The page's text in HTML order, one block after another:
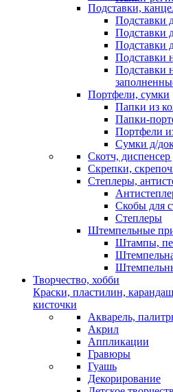
Подставки,
Подставки
Подставки
Подставки
Подставки
Подставки
Портфели, сумки
Папки из
Папки-
Портфели
Сумки д/
Скотч, диспенсер
Скрепки,
Степлеры,
Скобы для
Степлеры
Штемпельные
Штампы,
Творчество, хобби
Краски, пластилин,
кисточки
Акварель,
Акрил
Аппликации
Гравюры
Гуашь
Декорирование